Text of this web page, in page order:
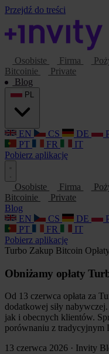
Przejdź do treści
Osobiste Firma
Bitcoinie
Private
Blog
EN CS DE
PT
FR
IT
Pobierz aplikację
Osobiste Firma
Bitcoinie
Private
Blog
EN
CS DE
PT
FR
IT
Pobierz aplikację
Turbo Zakup Bitcoin
Obniżamy opłaty
Od 13 czerwca opłata za
dodatkowej siły
jak i obecnych klientów.
porównaniu z tradycyjnym
13 czerwca 2026 · Invity